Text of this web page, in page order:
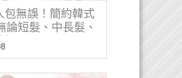
包無誤！簡約韓式
論短髮、中長髮、
！